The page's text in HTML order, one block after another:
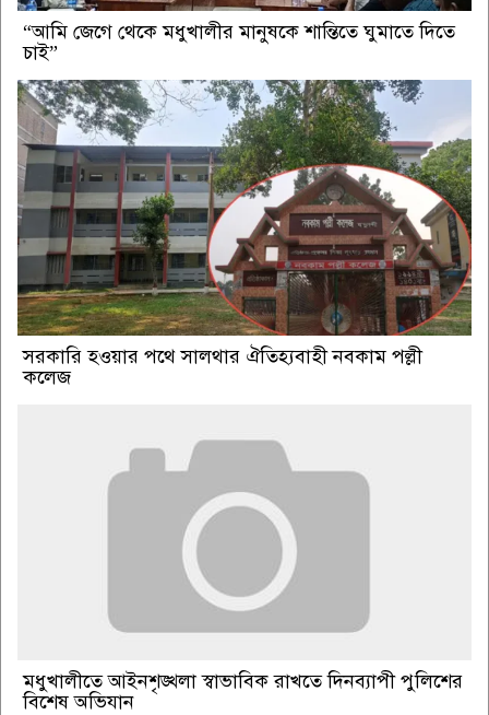
“আমি জেগে থেকে মধুখালীর মানুষকে শান্তিতে ঘুমাতে দিতে
চাই”
সরকারি হওয়ার পথে সালথার ঐতিহ্যবাহী নবকাম পল্লী
কলেজ
মধুখালীতে আইনশৃঙ্খলা স্বাভাবিক রাখতে দিনব্যাপী পুলিশের
বিশেষ অভিযান